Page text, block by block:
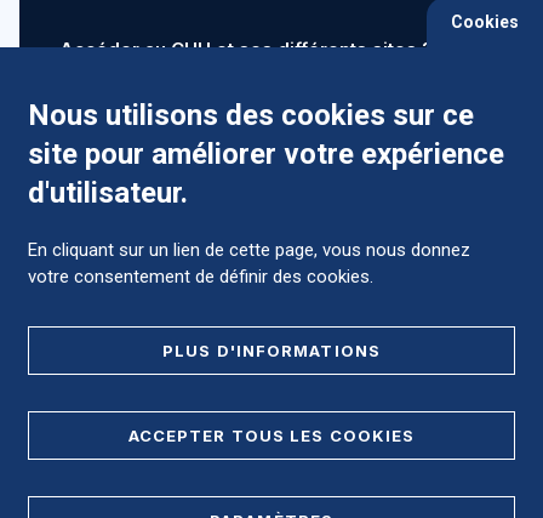
Accéder au CHU et ses différents sites ?
Comment préparer mon hospitalisation ?
Cookies
Nous utilisons des cookies sur ce
site pour améliorer votre expérience
d'utilisateur.
En cliquant sur un lien de cette page, vous nous donnez
votre consentement de définir des cookies.
PLUS D'INFORMATIONS
ACCEPTER TOUS LES COOKIES